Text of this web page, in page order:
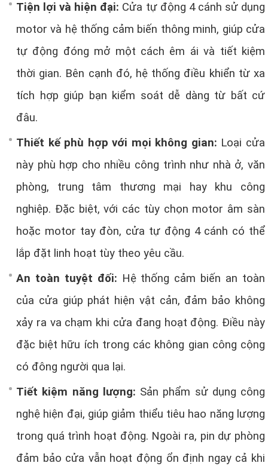
Tiện lợi và hiện đại: Cửa tự động 4 cánh sử dụng
motor và hệ thống cảm biến thông minh, giúp cửa
tự động đóng mở một cách êm ái và tiết kiệm
thời gian. Bên cạnh đó, hệ thống điều khiển từ xa
tích hợp giúp bạn kiểm soát dễ dàng từ bất cứ
đâu.
Thiết kế phù hợp với mọi không gian: Loại cửa
này phù hợp cho nhiều công trình như nhà ở, văn
phòng, trung tâm thương mại hay khu công
nghiệp. Đặc biệt, với các tùy chọn motor âm sàn
hoặc motor tay đòn, cửa tự động 4 cánh có thể
lắp đặt linh hoạt tùy theo yêu cầu.
An toàn tuyệt đối: Hệ thống cảm biến an toàn
của cửa giúp phát hiện vật cản, đảm bảo không
xảy ra va chạm khi cửa đang hoạt động. Điều này
đặc biệt hữu ích trong các không gian công cộng
có đông người qua lại.
Tiết kiệm năng lượng: Sản phẩm sử dụng công
nghệ hiện đại, giúp giảm thiểu tiêu hao năng lượng
trong quá trình hoạt động. Ngoài ra, pin dự phòng
đảm bảo cửa vẫn hoạt động ổn định ngay cả khi